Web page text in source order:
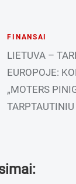
FINANSAI
LIETUVA –
EUROPOJE:
„MOTERS